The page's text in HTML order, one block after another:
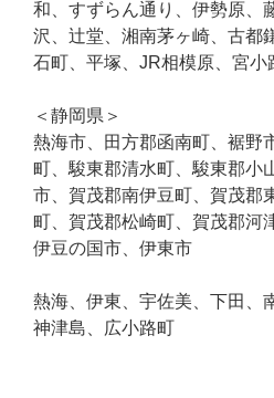
和、すずらん通り、伊勢原、
沢、辻堂、湘南茅ヶ崎、古都
石町、平塚、JR相模原、宮小
＜静岡県＞
熱海市、田方郡函南町、裾野
町、駿東郡清水町、駿東郡小
市、賀茂郡南伊豆町、賀茂郡
町、賀茂郡松崎町、賀茂郡河
伊豆の国市、伊東市
熱海、伊東、宇佐美、下田、
神津島、広小路町
今すぐ
折り返